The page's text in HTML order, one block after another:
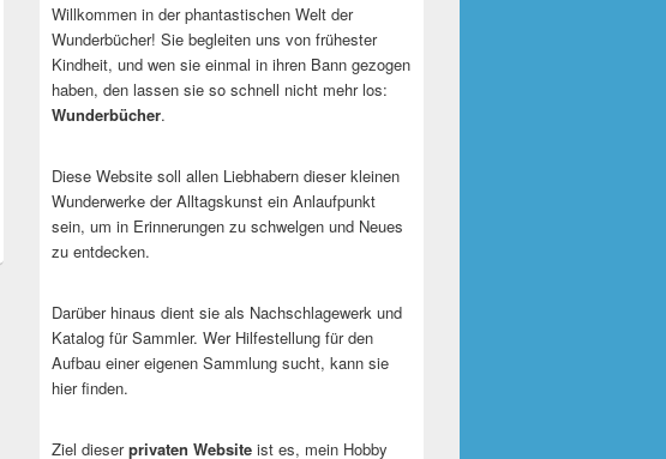
Willkommen in der phantastischen Welt der
Wunderbücher! Sie begleiten uns von frühester
Kindheit, und wen sie einmal in ihren Bann gezogen
haben, den lassen sie so schnell nicht mehr los:
Wunderbücher.
Diese Website soll allen Liebhabern dieser kleinen
Wunderwerke der Alltagskunst ein Anlaufpunkt
sein, um in Erinnerungen zu schwelgen und Neues
zu entdecken.
Darüber hinaus dient sie als Nachschlagewerk und
Katalog für Sammler. Wer Hilfestellung für den
Aufbau einer eigenen Sammlung sucht, kann sie
hier finden.
Ziel dieserprivaten Website ist es, mein Hobby